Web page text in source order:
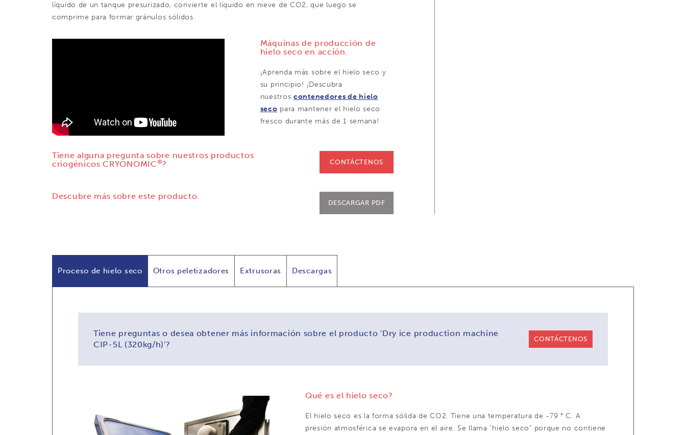
líquido de un tanque presurizado, convierte el líquido en nieve de CO2, que luego se
comprime para formar gránulos sólidos.
Máquinas de producción de
hielo seco en acción.
¡Aprenda más sobre el hielo seco y
su principio! ¡Descubra
nuestroscontenedores de hielo
seco para mantener el hielo seco
fresco durante más de 1 semana!
Tiene alguna pregunta sobre nuestros productos
criogénicos CRYONOMIC®? CONTÁCTENOS
Descubre más sobre este producto.
DESCARGAR PDF
Proceso de hielo seco Otros peletizadores Extrusoras Descargas
Tiene preguntas o desea obtener más información sobre el producto 'Dry ice production machine
CIP-5L (320kg/h)'?
CONTÁCTENOS
Qué es el hielo seco?
El hielo seco es la forma sólida de CO2. Tiene una temperatura de -79 ° C. A
presión atmosférica se evapora en el aire. Se llama "hielo seco" porque no contiene